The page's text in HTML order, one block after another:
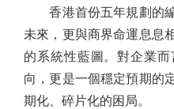
香港首份五年規劃的編
未來，更與商界命運息息
的系統性藍圖。對企業
向，更是一個穩定預期的
期化、碎片化的困局。